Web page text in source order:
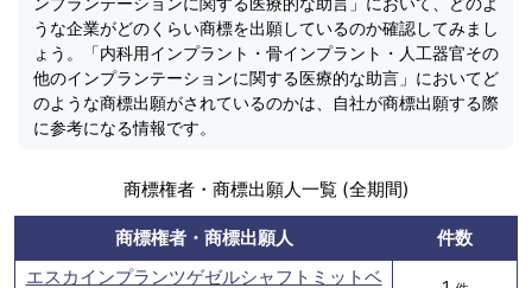
うな企業がどのくらい商標を出願しているのか確認してみまし
ょう。「内科用インプラント・骨インプラント・人工器官その
他のインプランテーションに関する医療的な助言」においてど
のような商標出願がされているのかは、自社が商標出願する際
に参考になる情報です。
商標権者・商標出願人一覧 (全期間)
商標権者・商標出願人
件数
エスカインプランツゲゼルシャフトミットベ